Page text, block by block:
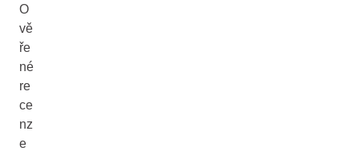
O
vě
ře
né
re
ce
nz
e